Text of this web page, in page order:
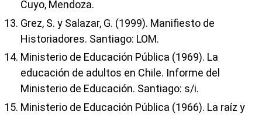
Cuyo, Mendoza.
Grez, S. y Salazar, G. (1999). Manifiesto de
Historiadores. Santiago: LOM.
Ministerio de Educación Pública (1969). La
educación de adultos en Chile. Informe del
Ministerio de Educación. Santiago: s/i.
Ministerio de Educación Pública (1966). La raíz y